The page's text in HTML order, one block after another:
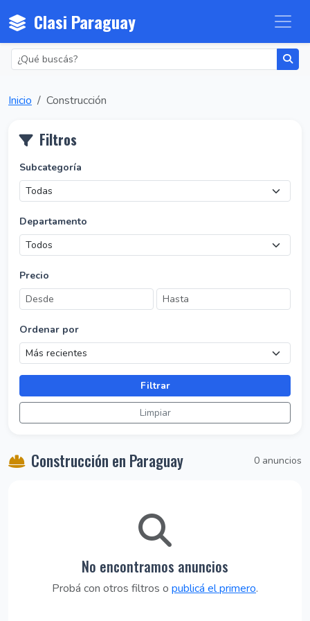
Clasi Paraguay
Inicio Construcción
Filtros
Subcategoría
Departamento
Precio
Ordenar por
Filtrar
Limpiar
Construcción en Paraguay 0 anuncios
No encontramos anuncios
Probá con otros filtros o publicá el primero.